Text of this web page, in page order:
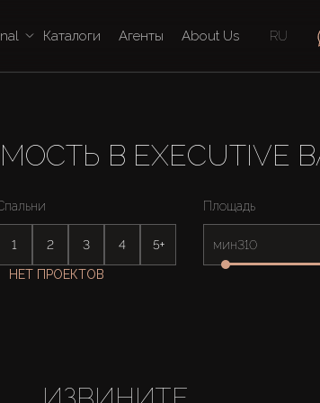
Каталоги Агенты About Us RU
В EXECUTIVE
1 2 3 4 5+
Площадь
мин
НЕТ ПРОЕКТОВ